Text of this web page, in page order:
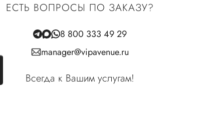
ЕСТЬ ВОПРОСЫ ПО ЗАКАЗУ?
8 800 333 49 29
manager@vipavenue.ru
Всегда к Вашим услугам!